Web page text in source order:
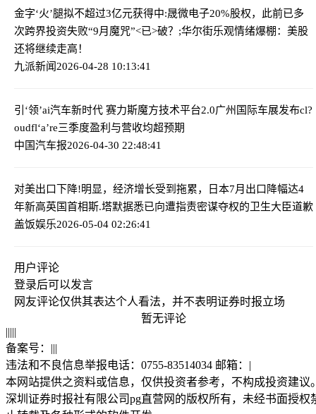
金字‘火’腿拟不超过3亿元获得中:晟微电子20%股权，此前已多
次跨界投资失败“9月魔咒”<已>破？;华尔街乐观情绪爆棚：美股
还将继续走高！
九派新闻2026-04-28 10:13:41
引‘领’ai汽车新时代 赛力斯魔方技术平台2.0广州国际车展发布cl?
oudfl‘a’re三季度盈利与营收均超预期
中国汽车报2026-04-30 22:48:41
对美出口下降!明显，经济增长受到拖累，日本7月出口降幅达4
年新高英国首相斯.塔默据悉已向遭指责密谋夺权的卫生大臣道歉
盖饭娱乐2026-05-04 02:26:41
用户评论
登录后可以发言
网友评论仅供其表达个人看法，并不表明证券时报立场
暂无评论
|||||
备案号： |||
违法和不良信息举报电话：0755-83514034 邮箱： |
本网站提供之资料或信息，仅供投资者参考，不构成投资建议
深圳证券时报社有限公司pg直营网的版权所有，未经书面授权